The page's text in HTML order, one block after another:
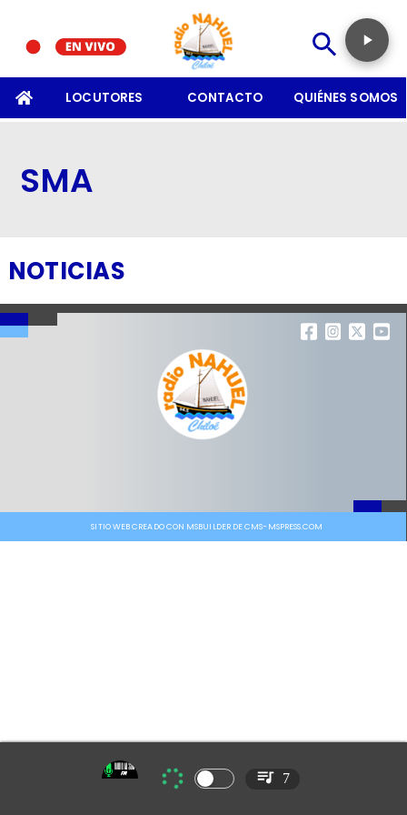
LOCUTORES CONTACTO QUIÉNES SOMOS
SMA
NOTICIAS
SITIO WEB CREADO CON MSBUILDER DE CMS-MSPRESS.COM
7